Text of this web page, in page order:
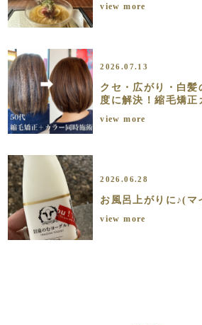
view more
2026.07.13
クセ・広がり・白髪
度に解決！縮毛矯正
view more
2026.06.28
お風呂上がりに♪(マ
view more